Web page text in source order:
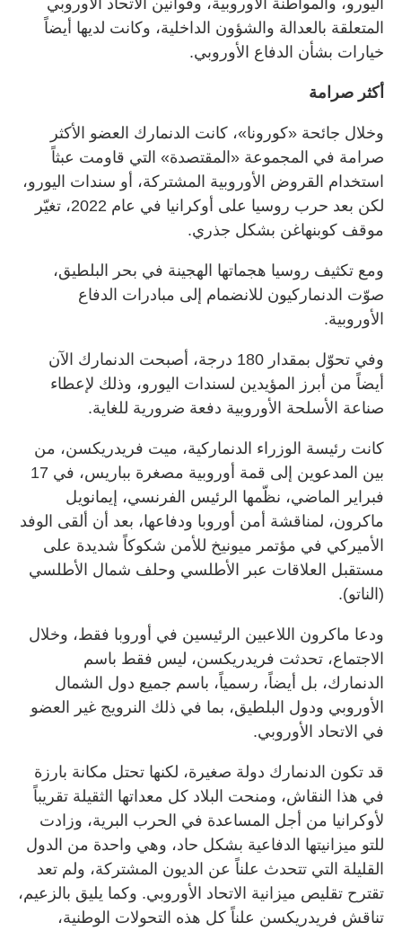
المتعلقة بالعدالة والشؤون الداخلية، وكانت لديها أيضاً
خيارات بشأن الدفاع الأوروبي.
أكثر صرامة
وخلال جائحة «كورونا»، كانت الدنمارك العضو الأكثر
صرامة في المجموعة «المقتصدة» التي قاومت عبثاً
استخدام القروض الأوروبية المشتركة، أو سندات اليورو،
لكن بعد حرب روسيا على أوكرانيا في عام 2022، تغيّر
موقف كوبنهاغن بشكل جذري.
ومع تكثيف روسيا هجماتها الهجينة في بحر البلطيق،
صوّت الدنماركيون للانضمام إلى مبادرات الدفاع
الأوروبية.
وفي تحوّل بمقدار 180 درجة، أصبحت الدنمارك الآن
أيضاً من أبرز المؤيدين لسندات اليورو، وذلك لإعطاء
صناعة الأسلحة الأوروبية دفعة ضرورية للغاية.
كانت رئيسة الوزراء الدنماركية، ميت فريدريكسن، من
بين المدعوين إلى قمة أوروبية مصغرة بباريس، في 17
فبراير الماضي، نظّمها الرئيس الفرنسي، إيمانويل
ماكرون، لمناقشة أمن أوروبا ودفاعها، بعد أن ألقى الوفد
الأميركي في مؤتمر ميونيخ للأمن شكوكاً شديدة على
مستقبل العلاقات عبر الأطلسي وحلف شمال الأطلسي
(الناتو).
ودعا ماكرون اللاعبين الرئيسين في أوروبا فقط، وخلال
الاجتماع، تحدثت فريدريكسن، ليس فقط باسم
الدنمارك، بل أيضاً، رسمياً، باسم جميع دول الشمال
الأوروبي ودول البلطيق، بما في ذلك النرويج غير العضو
في الاتحاد الأوروبي.
قد تكون الدنمارك دولة صغيرة، لكنها تحتل مكانة بارزة
في هذا النقاش، ومنحت البلاد كل معداتها الثقيلة تقريباً
لأوكرانيا من أجل المساعدة في الحرب البرية، وزادت
للتو ميزانيتها الدفاعية بشكل حاد، وهي واحدة من الدول
القليلة التي تتحدث علناً عن الديون المشتركة، ولم تعد
تقترح تقليص ميزانية الاتحاد الأوروبي. وكما يليق بالزعيم،
تناقش فريدريكسن علناً كل هذه التحولات الوطنية،